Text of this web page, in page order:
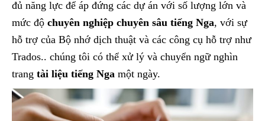
đủ năng lực để áp đứng các dự án với số lượng lớn và
mức độ chuyên nghiệp chuyên sâu tiếng Nga, với sự
hỗ trợ của Bộ nhớ dịch thuật và các công cụ hỗ trợ như
Trados.. chúng tôi có thể xử lý và chuyển ngữ nghìn
trang tài liệu tiếng Nga một ngày.